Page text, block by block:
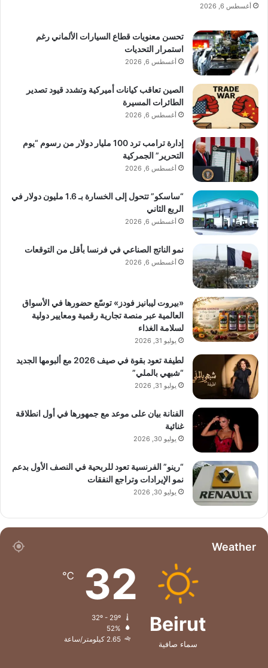
أغسطس 6, 2026
تحسن معنويات قطاع السيارات الألماني رغم
استمرار التحديات
أغسطس 6, 2026
الصين تعاقب كيانات أميركية وتشدد قيود تصدير
الطائرات المسيرة
أغسطس 6, 2026
إدارة ترامب ترد 100 مليار دولار من رسوم “يوم
التحرير” الجمركية
أغسطس 6, 2026
“ساسكو” تتحول إلى الخسارة بـ 1.6 مليون دولار في
الربع الثاني
أغسطس 6, 2026
نمو الناتج الصناعي في فرنسا بأقل من التوقعات
أغسطس 6, 2026
«بيروت ليبانيز فودز» توسّع حضورها في الأسواق
العالمية عبر منصة تجارية رقمية ومعايير دولية
لسلامة الغذاء
يوليو 31, 2026
لطيفة تعود بقوة في صيف 2026 مع ألبومها الجديد
“شبهي بالملي”
يوليو 31, 2026
الفنانة بيان على موعد مع جمهورها في أول انطلاقة
غنائية
يوليو 30, 2026
“رينو” الفرنسية تعود للربحية في النصف الأول بدعم
نمو الإيرادات وتراجع النفقات
يوليو 30, 2026
Weather
Beirut
سماء صافية
32
℃
52%
2.65 كيلومتر/ساعة